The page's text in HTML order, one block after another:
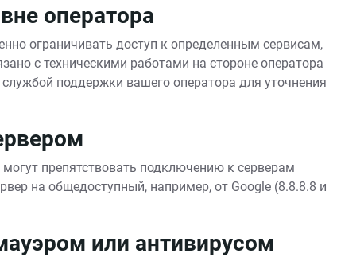
оператора
ограничивать доступ к определенным сервисам,
с техническими работами на стороне оператора
поддержки вашего оператора для уточнения
препятствовать подключению к серверам
на общедоступный, например, от Google (8.8.8.8 и
или антивирусом